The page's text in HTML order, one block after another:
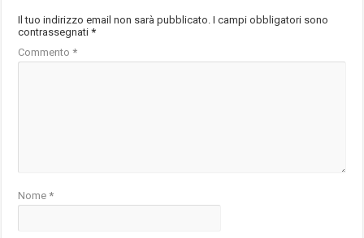
Il tuo indirizzo email non sarà pubblicato. I campi obbligatori sono
contrassegnati*
Commento*
Nome*